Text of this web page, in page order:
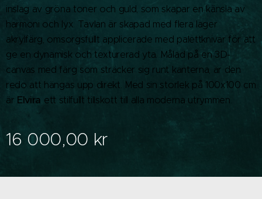
inslag av gröna toner och guld, som skapar en känsla av
harmoni och lyx. Tavlan är skapad med flera lager
akrylfärg, omsorgsfullt applicerade med palettknivar för att
ge en dynamisk och texturerad yta. Målad på en 3D-
canvas med färg som sträcker sig runt kanterna, är den
redo att hängas upp direkt. Med sin storlek på 100x100 cm
är Elvira ett stilfullt tillskott till alla moderna utrymmen.
16 000,00 kr